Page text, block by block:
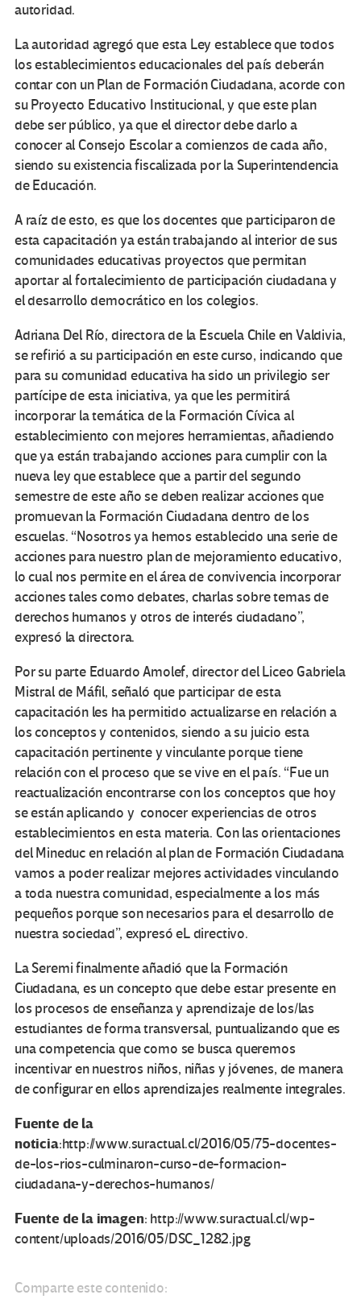
autoridad.
La autoridad agregó que esta Ley establece que todos
los establecimientos educacionales del país deberán
contar con un Plan de Formación Ciudadana, acorde con
su Proyecto Educativo Institucional, y que este plan
debe ser público, ya que el director debe darlo a
conocer al Consejo Escolar a comienzos de cada año,
siendo su existencia fiscalizada por la Superintendencia
de Educación.
A raíz de esto, es que los docentes que participaron de
esta capacitación ya están trabajando al interior de sus
comunidades educativas proyectos que permitan
aportar al fortalecimiento de participación ciudadana y
el desarrollo democrático en los colegios.
Adriana Del Río, directora de la Escuela Chile en Valdivia,
se refirió a su participación en este curso, indicando que
para su comunidad educativa ha sido un privilegio ser
partícipe de esta iniciativa, ya que les permitirá
incorporar la temática de la Formación Cívica al
establecimiento con mejores herramientas, añadiendo
que ya están trabajando acciones para cumplir con la
nueva ley que establece que a partir del segundo
semestre de este año se deben realizar acciones que
promuevan la Formación Ciudadana dentro de los
escuelas. “Nosotros ya hemos establecido una serie de
acciones para nuestro plan de mejoramiento educativo,
lo cual nos permite en el área de convivencia incorporar
acciones tales como debates, charlas sobre temas de
derechos humanos y otros de interés ciudadano”,
expresó la directora.
Por su parte Eduardo Amolef, director del Liceo Gabriela
Mistral de Máfil, señaló que participar de esta
capacitación les ha permitido actualizarse en relación a
los conceptos y contenidos, siendo a su juicio esta
capacitación pertinente y vinculante porque tiene
relación con el proceso que se vive en el país. “Fue un
reactualización encontrarse con los conceptos que hoy
se están aplicando y conocer experiencias de otros
establecimientos en esta materia. Con las orientaciones
del Mineduc en relación al plan de Formación Ciudadana
vamos a poder realizar mejores actividades vinculando
a toda nuestra comunidad, especialmente a los más
pequeños porque son necesarios para el desarrollo de
nuestra sociedad”, expresó eL directivo.
La Seremi finalmente añadió que la Formación
Ciudadana, es un concepto que debe estar presente en
los procesos de enseñanza y aprendizaje de los/las
estudiantes de forma transversal, puntualizando que es
una competencia que como se busca queremos
incentivar en nuestros niños, niñas y jóvenes, de manera
de configurar en ellos aprendizajes realmente integrales.
Fuente de la
noticia:http://www.suractual.cl/2016/05/75-docentes-
de-los-rios-culminaron-curso-de-formacion-
ciudadana-y-derechos-humanos/
Fuente de la imagen: http://www.suractual.cl/wp-
content/uploads/2016/05/DSC_1282.jpg
Comparte este contenido: